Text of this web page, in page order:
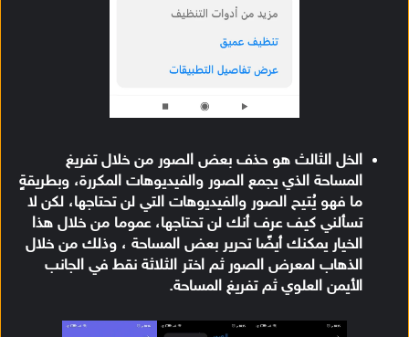
الخل الثالث هو حذف بعض الصور من خلال تفريغ
المساحة الذي يجمع الصور والفيديوهات المكررة، وبطريقةٍ
ما فهو يُتيح الصور والفيديوهات التي لن تحتاجها، لكن لا
تسألني كيف عرف أنك لن تحتاجها، عموما من خلال هذا
الخيار يمكنك أيضًا تحرير بعض المساحة ، وذلك من خلال
الذهاب لمعرض الصور ثم اختر الثلاثة نقط في الجانب
الأيمن العلوي ثم تفريغ المساحة.